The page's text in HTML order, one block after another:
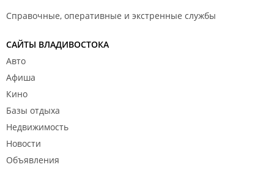
Справочные, оперативные и экстренные службы
САЙТЫ ВЛАДИВОСТОКА
Авто
Афиша
Кино
Базы отдыха
Недвижимость
Новости
Объявления